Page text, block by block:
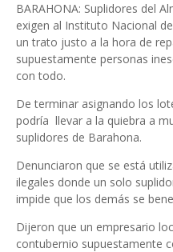
BARAHONA: Suplidores del
exigen al Instituto Nacional
un trato justo a la hora de
supuestamente personas
con todo.
De terminar asignando los
podría llevar a la quiebra a
suplidores de Barahona.
Denunciaron que se está
ilegales donde un solo
impide que los demás se
Dijeron que un empresario
contubernio supuestamente